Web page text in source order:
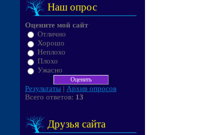
Наш опрос
Оцените мой сайт
Отлично
Хорошо
Неплохо
Плохо
Ужасно
Результаты | Архив опросов
Всего ответов: 13
Друзья сайта